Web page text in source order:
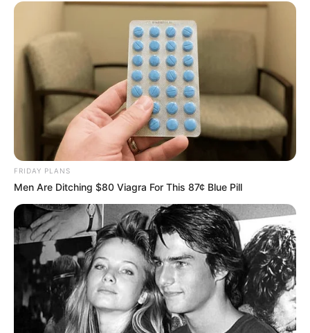
Le spectacle commence par l’arrivée de Louisa
et Martin sur scène. Les comédiens arrivent
sous un tonnerre d’applaudissements. Enfin,
c’est désormais au tour de Chloé et Alexis
Mercadier de se présenter devant les
spectateurs. Le plan va-t-il fonctionner ?
Alors qu’Alexis interprète son texte, les
enquêteurs arrivent sur scène. Stanislas dit au
coupable : “
fois vous arrêtiez de fuir“. Puis, la voix d’Émilie
retentit dans la salle. Au bord des larmes,
Alexis avoue qu’il était épuisé, qu’il roulait trop
vite et qu’il a regardé son téléphone, ce qui a
causé la mort de la femme et du bébé.
FRIDAY PLANS
Men Are Ditching $80 Viagra For This 87¢ Blue Pill